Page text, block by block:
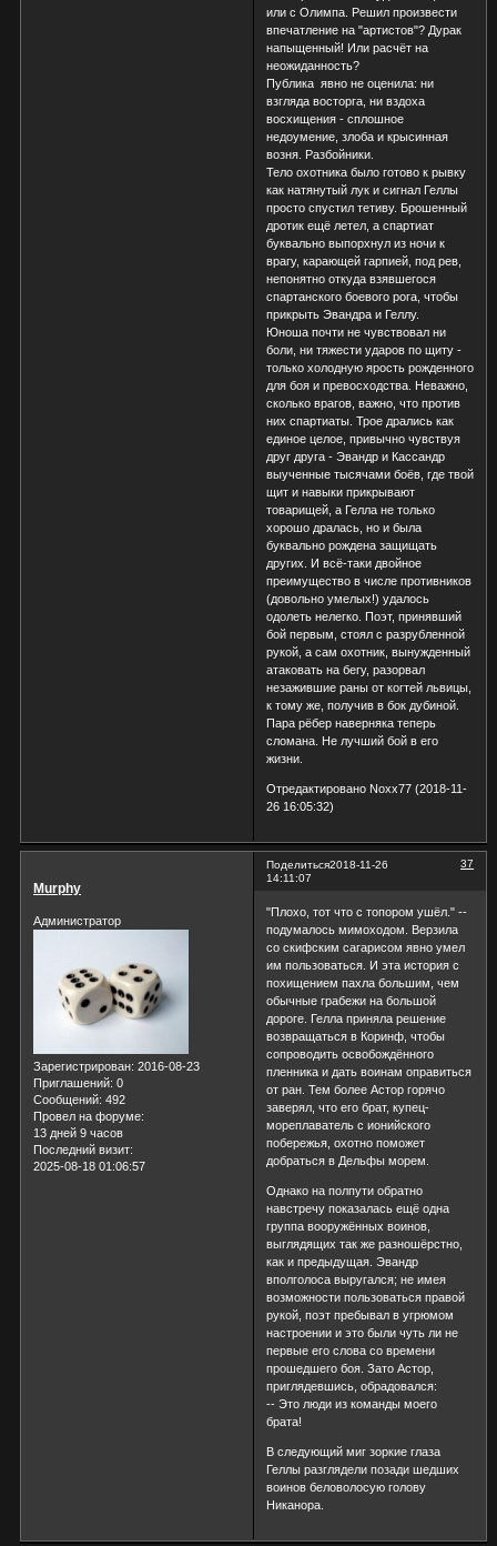
или с Олимпа. Решил произвести
впечатление на "артистов"? Дурак
напыщенный! Или расчёт на
неожиданность?
Публика явно не оценила: ни
взгляда восторга, ни вздоха
восхищения - сплошное
недоумение, злоба и крысинная
возня. Разбойники.
Тело охотника было готово к рывку
как натянутый лук и сигнал Геллы
просто спустил тетиву. Брошенный
дротик ещё летел, а спартиат
буквально выпорхнул из ночи к
врагу, карающей гарпией, под рев,
непонятно откуда взявшегося
спартанского боевого рога, чтобы
прикрыть Эвандра и Геллу.
Юноша почти не чувствовал ни
боли, ни тяжести ударов по щиту -
только холодную ярость рожденного
для боя и превосходства. Неважно,
сколько врагов, важно, что против
них спартиаты. Трое дрались как
единое целое, привычно чувствуя
друг друга - Эвандр и Кассандр
выученные тысячами боёв, где твой
щит и навыки прикрывают
товарищей, а Гелла не только
хорошо дралась, но и была
буквально рождена защищать
других. И всё-таки двойное
преимущество в числе противников
(довольно умелых!) удалось
одолеть нелегко. Поэт, принявший
бой первым, стоял с разрубленной
рукой, а сам охотник, вынужденный
атаковать на бегу, разорвал
незажившие раны от когтей львицы,
к тому же, получив в бок дубиной.
Пара рёбер наверняка теперь
сломана. Не лучший бой в его
жизни.
Отредактировано Noxx77 (2018-11-
26 16:05:32)
Поделиться 37
2018-11-26
14:11:07
Murphy
Администратор
Зарегистрирован: 2016-08-23
Приглашений: 0
Сообщений: 492
Провел на форуме:
13 дней 9 часов
Последний визит:
2025-08-18 01:06:57
"Плохо, тот что с топором ушёл." --
подумалось мимоходом. Верзила
со скифским сагарисом явно умел
им пользоваться. И эта история с
похищением пахла большим, чем
обычные грабежи на большой
дороге. Гелла приняла решение
возвращаться в Коринф, чтобы
сопроводить освобождённого
пленника и дать воинам оправиться
от ран. Тем более Астор горячо
заверял, что его брат, купец-
мореплаватель с ионийского
побережья, охотно поможет
добраться в Дельфы морем.
Однако на полпути обратно
навстречу показалась ещё одна
группа вооружённых воинов,
выглядящих так же разношёрстно,
как и предыдущая. Эвандр
вполголоса выругался; не имея
возможности пользоваться правой
рукой, поэт пребывал в угрюмом
настроении и это были чуть ли не
первые его слова со времени
прошедшего боя. Зато Астор,
приглядевшись, обрадовался:
-- Это люди из команды моего
брата!
В следующий миг зоркие глаза
Геллы разглядели позади шедших
воинов беловолосую голову
Никанора.